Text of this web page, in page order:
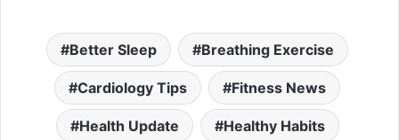
Better Sleep Breathing Exercise
Cardiology Tips Fitness News
Health Update Healthy Habits